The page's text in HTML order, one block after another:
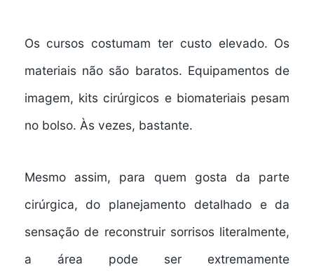
Os cursos costumam ter custo elevado. Os
materiais não são baratos. Equipamentos de
imagem, kits cirúrgicos e biomateriais pesam
no bolso. Às vezes, bastante.
Mesmo assim, para quem gosta da parte
cirúrgica, do planejamento detalhado e da
sensação de reconstruir sorrisos literalmente,
a área pode ser extremamente